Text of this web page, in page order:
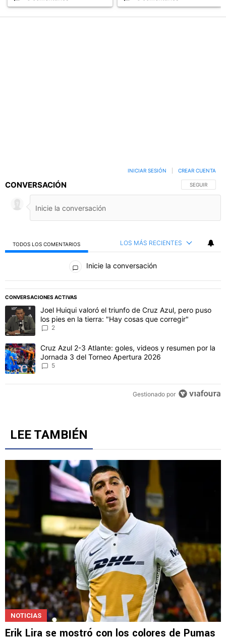
PUBLICIDAD
CONVERSACIÓN SIGA ESTA
SEGUIR
INICIAR SESIÓN CREAR CUENTA
TODOS LOS COMENTARIOS LOS MÁS RECIENTES
Todos los comentarios
Inicie la conversación
CONVERSACIONES ACTIVAS
Este listado muestra los artículos con más comentarios en los
Un artículo de tendencia con el título "Joel Huiqui valoró el triunfo
Joel Huiqui valoró el triunfo de Cruz Azul, pero puso
los pies en la tierra: "Hay cosas que corregir"
Un artículo de tendencia con el título "Cruz Azul 2-3 Atlante:
Cruz Azul 2-3 Atlante: goles, videos y resumen por la
LEE TAMBIÉN